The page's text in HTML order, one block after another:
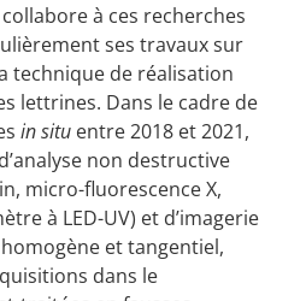
collabore à ces recherches
ses travaux sur
technique de réalisation
lettrines. Dans le cadre de
in situ entre 2018 et 2021,
non destructive
micro-fluorescence X,
à LED-UV) et d’imagerie
et tangentiel,
dans le